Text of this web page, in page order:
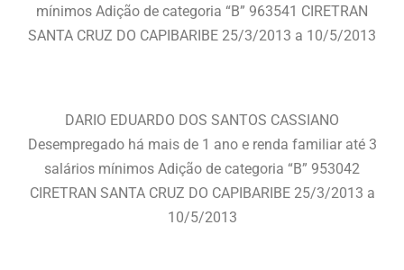
mínimos Adição de categoria “B” 963541 CIRETRAN
SANTA CRUZ DO CAPIBARIBE 25/3/2013 a 10/5/2013
DARIO EDUARDO DOS SANTOS CASSIANO
Desempregado há mais de 1 ano e renda familiar até 3
salários mínimos Adição de categoria “B” 953042
CIRETRAN SANTA CRUZ DO CAPIBARIBE 25/3/2013 a
10/5/2013